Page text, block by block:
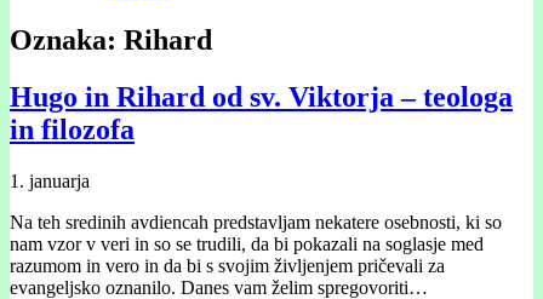
Oznaka: Rihard
Hugo in Rihard od sv. Viktorja – teologa
in filozofa
1. januarja
Na teh sredinih avdiencah predstavljam nekatere osebnosti, ki so
nam vzor v veri in so se trudili, da bi pokazali na soglasje med
razumom in vero in da bi s svojim življenjem pričevali za
evangeljsko oznanilo. Danes vam želim spregovoriti…